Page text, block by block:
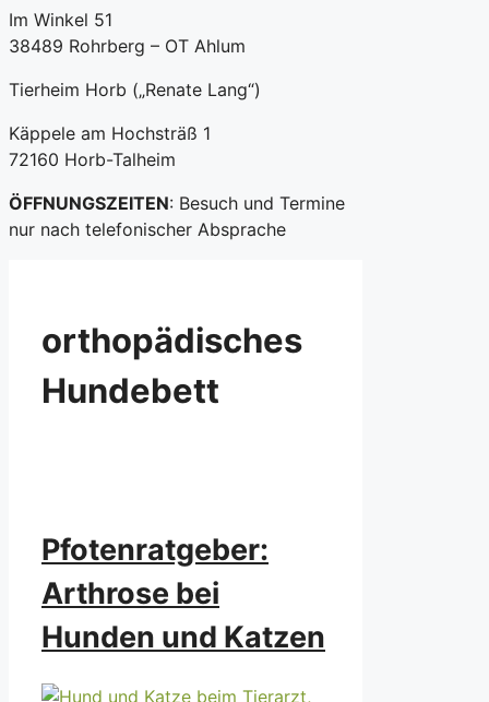
Im Winkel 51
38489 Rohrberg – OT Ahlum
Tierheim Horb („Renate Lang“)
Käppele am Hochsträß 1
72160 Horb-Talheim
ÖFFNUNGSZEITEN: Besuch und Termine
nur nach telefonischer Absprache
orthopädisches
Hundebett
Pfotenratgeber:
Arthrose bei
Hunden und Katzen